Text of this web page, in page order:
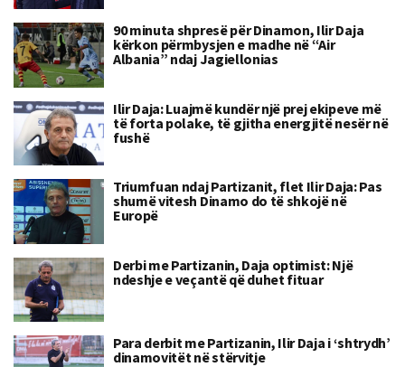
90 minuta shpresë për Dinamon, Ilir Daja
kërkon përmbysjen e madhe në “Air
Albania” ndaj Jagiellonias
Ilir Daja: Luajmë kundër një prej ekipeve më
të forta polake, të gjitha energjitë nesër në
fushë
Triumfuan ndaj Partizanit, flet Ilir Daja: Pas
shumë vitesh Dinamo do të shkojë në
Europë
Derbi me Partizanin, Daja optimist: Një
ndeshje e veçantë që duhet fituar
Para derbit me Partizanin, Ilir Daja i ‘shtrydh’
dinamovitët në stërvitje